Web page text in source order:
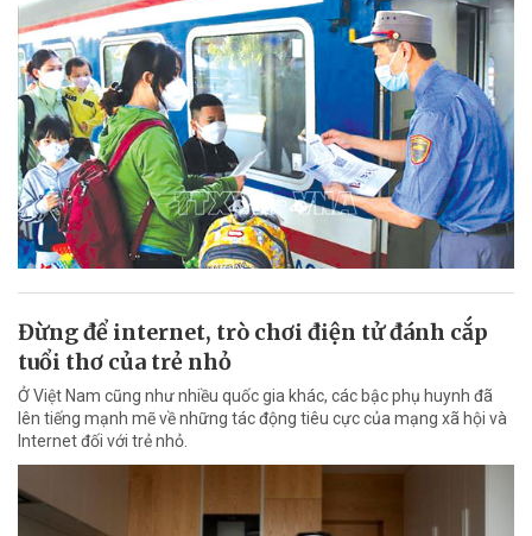
Đừng để internet, trò chơi điện tử đánh cắp
tuổi thơ của trẻ nhỏ
Ở Việt Nam cũng như nhiều quốc gia khác, các bậc phụ huynh đã
lên tiếng mạnh mẽ về những tác động tiêu cực của mạng xã hội và
Internet đối với trẻ nhỏ.